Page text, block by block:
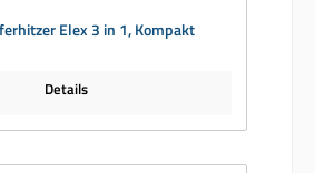
Elex 3 in 1, Kompakt
Details